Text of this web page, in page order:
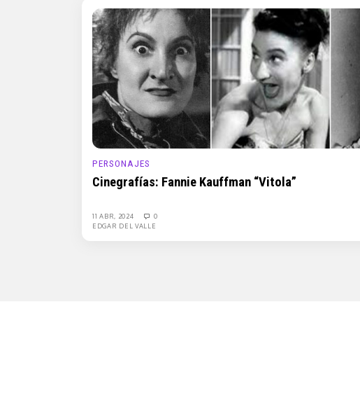
PERSONAJES
Cinegrafías: Fannie Kauffman “Vitola”
11 ABR, 2024
0
EDGAR DEL VALLE